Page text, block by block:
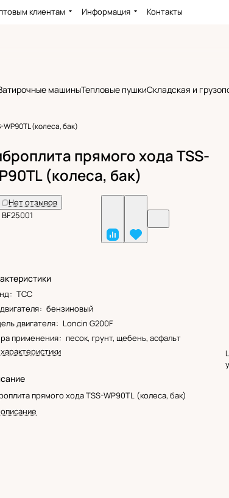
клиентам Информация Контакты
машиныТепловые пушкиСкладская и
(колеса, бак)
прямого хода TSS-
(колеса, бак)
Нет отзывов
BF25001
: ТСС
: бензиновый
двигателя: Loncin G200F
применения: песок, грунт, щебень, асфальт
прямого хода TSS-WP90TL (колеса, бак)